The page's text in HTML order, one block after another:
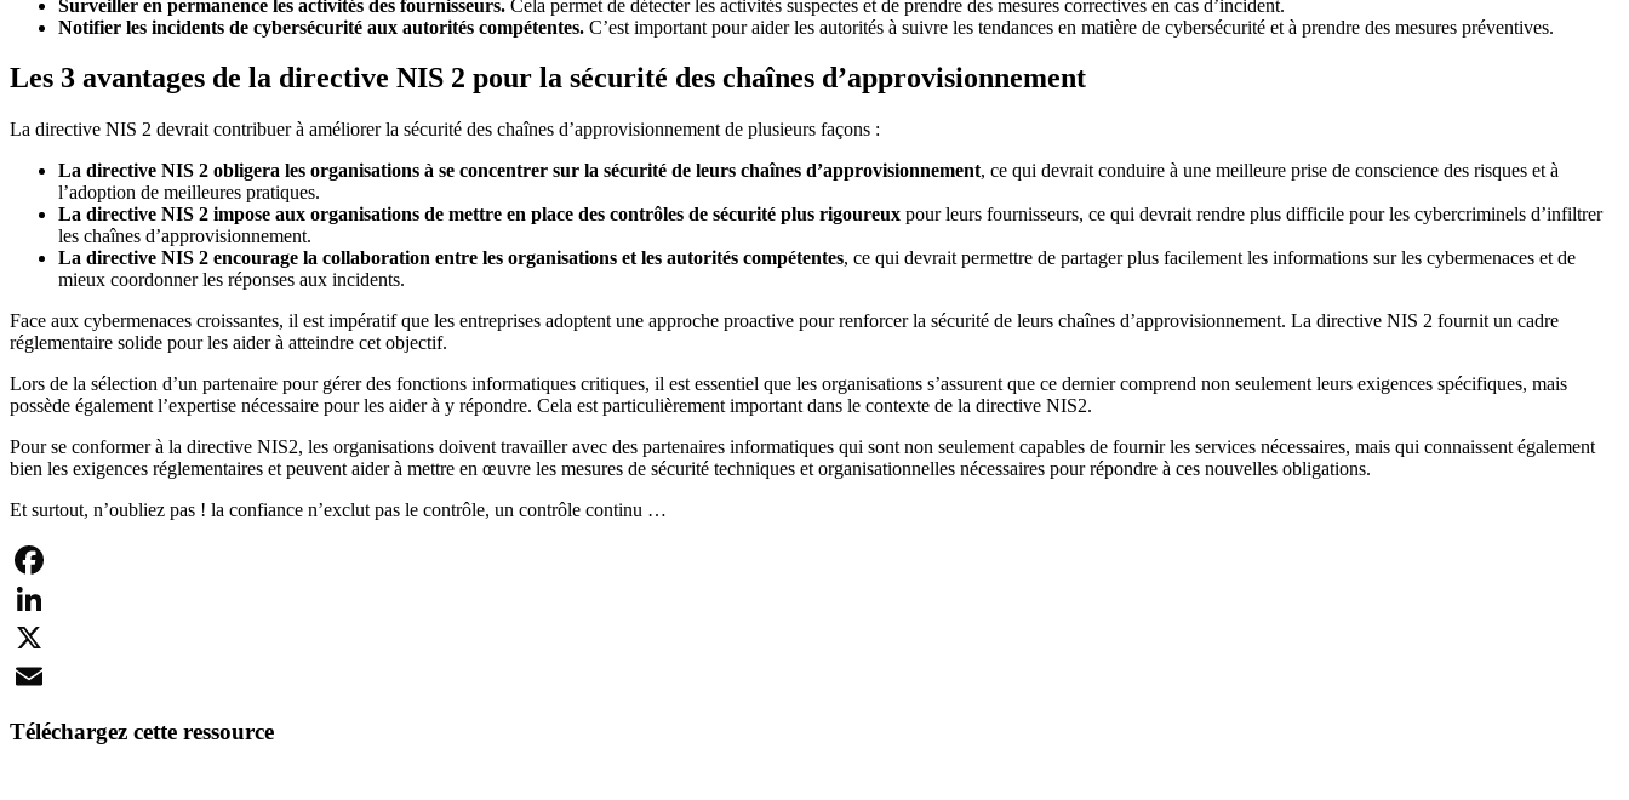
Surveiller en permanence les activités des fournisseurs. Cela permet de détecter les activités suspectes et de prendre des mesures correctives en cas d’incident.
Notifier les incidents de cybersécurité aux autorités compétentes. C’est important pour aider les autorités à suivre les tendances en matière de cybersécurité et à prendre des mesures préventives.
Les 3 avantages de la directive NIS 2 pour la sécurité des chaînes d’approvisionnement
La directive NIS 2 devrait contribuer à améliorer la sécurité des chaînes d’approvisionnement de plusieurs façons :
La directive NIS 2 obligera les organisations à se concentrer sur la sécurité de leurs chaînes d’approvisionnement, ce qui devrait conduire à une meilleure prise de conscience des risques et à
l’adoption de meilleures pratiques.
La directive NIS 2 impose aux organisations de mettre en place des contrôles de sécurité plus rigoureux pour leurs fournisseurs, ce qui devrait rendre plus difficile pour les cybercriminels d’infiltrer
les chaînes d’approvisionnement.
La directive NIS 2 encourage la collaboration entre les organisations et les autorités compétentes, ce qui devrait permettre de partager plus facilement les informations sur les cybermenaces et de
mieux coordonner les réponses aux incidents.
Face aux cybermenaces croissantes, il est impératif que les entreprises adoptent une approche proactive pour renforcer la sécurité de leurs chaînes d’approvisionnement. La directive NIS 2 fournit un cadre
réglementaire solide pour les aider à atteindre cet objectif.
Lors de la sélection d’un partenaire pour gérer des fonctions informatiques critiques, il est essentiel que les organisations s’assurent que ce dernier comprend non seulement leurs exigences spécifiques, mais
possède également l’expertise nécessaire pour les aider à y répondre. Cela est particulièrement important dans le contexte de la directive NIS2.
Pour se conformer à la directive NIS2, les organisations doivent travailler avec des partenaires informatiques qui sont non seulement capables de fournir les services nécessaires, mais qui connaissent également
bien les exigences réglementaires et peuvent aider à mettre en œuvre les mesures de sécurité techniques et organisationnelles nécessaires pour répondre à ces nouvelles obligations.
Et surtout, n’oubliez pas ! la confiance n’exclut pas le contrôle, un contrôle continu …
Facebook
LinkedIn
X
Téléchargez cette ressource